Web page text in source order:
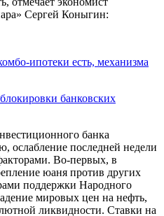
Сергей Коныгин:
ипотеки есть, механизма
банковских
банка
последней недели
Во-первых, в
юаня против других
поддержки Народного
мировых цен на нефть,
ликвидности. Ставки на